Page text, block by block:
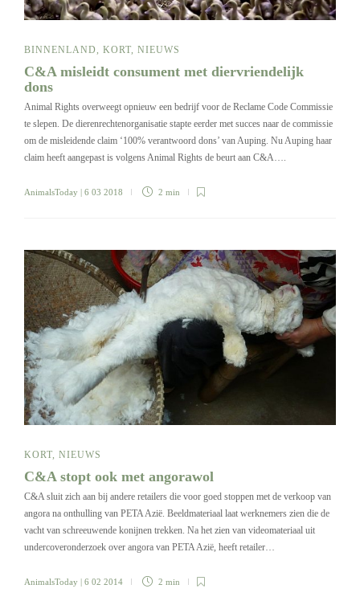
BINNENLAND KORT NIEUWS
C&A misleidt consument met diervriendelijk
dons
Animal Rights overweegt opnieuw een bedrijf voor de Reclame Code Commissie
te slepen. De dierenrechtenorganisatie stapte eerder met succes naar de commissie
om de misleidende claim ‘100% verantwoord dons’ van Auping. Nu Auping haar
claim heeft aangepast is volgens Animal Rights de beurt aan C&A….
AnimalsToday | 6 03 2018 2 min
KORT, NIEUWS
C&A stopt ook met angorawol
C&A sluit zich aan bij andere retailers die voor goed stoppen met de verkoop van
angora na onthulling van PETA Azië. Beeldmateriaal laat werknemers zien die de
vacht van schreeuwende konijnen trekken. Na het zien van videomateriaal uit
undercoveronderzoek over angora van PETA Azië, heeft retailer…
AnimalsToday | 6 02 2014 2 min